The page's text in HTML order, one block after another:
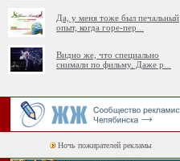
Да, у меня тоже был печальный
опыт, когда горе-пер
Видно же, что специально
снимали по фильму. Даже р
Ночь пожирателей рекламы